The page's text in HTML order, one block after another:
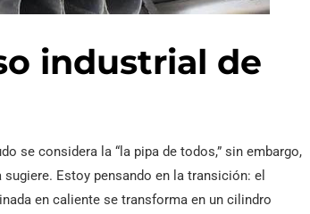
industrial de
se considera la “la pipa de todos,” sin embargo,
Estoy pensando en la transición: el
en caliente se transforma en un cilindro